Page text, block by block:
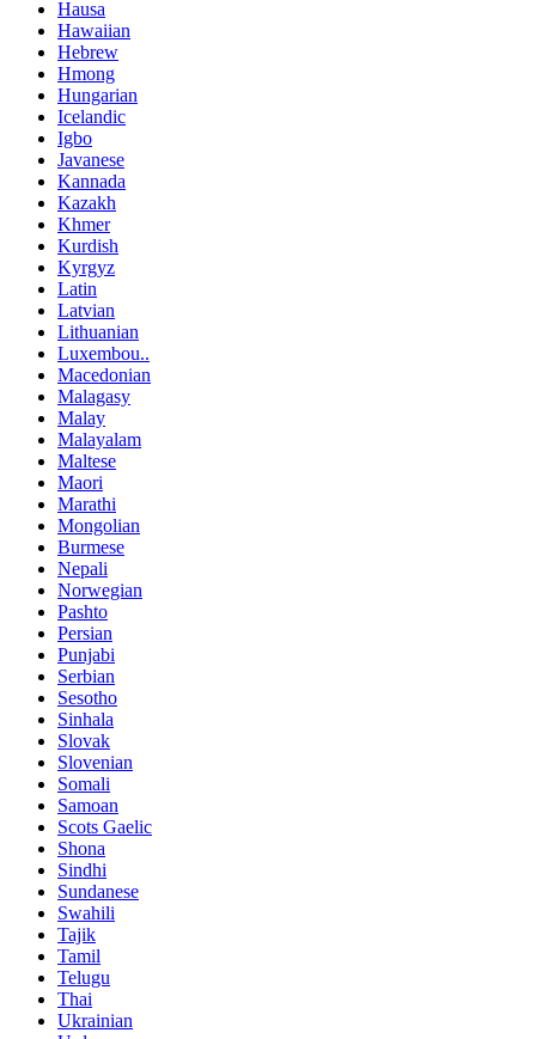
Hausa
Hawaiian
Hebrew
Hmong
Hungarian
Icelandic
Igbo
Javanese
Kannada
Kazakh
Khmer
Kurdish
Kyrgyz
Latin
Latvian
Lithuanian
Luxembou..
Macedonian
Malagasy
Malay
Malayalam
Maltese
Maori
Marathi
Mongolian
Burmese
Nepali
Norwegian
Pashto
Persian
Punjabi
Serbian
Sesotho
Sinhala
Slovak
Slovenian
Somali
Samoan
Scots Gaelic
Shona
Sindhi
Sundanese
Swahili
Tajik
Tamil
Telugu
Thai
Ukrainian